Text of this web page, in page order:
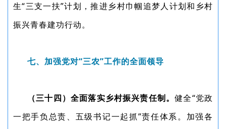
生“三支一扶”计划，推进乡村巾帼追梦人计划和乡村
振兴青春建功行动。
七、加强党对“三农”工作的全面领导
（三十四）全面落实乡村振兴责任制。健全“党政
一把手负总责、五级书记一起抓”责任体系。加强各